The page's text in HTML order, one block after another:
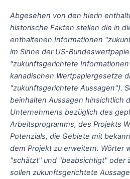
Abgesehen von den hierin
historische Fakten stellen die in
enthaltenen Informationen
im Sinne der US-
"zukunftsgerichtete
kanadischen Wertpapiergesetze
"zukunftsgerichtete Aussagen").
beinhalten Aussagen hinsichtlich
Unternehmens bezüglich des
Arbeitsprogramms, des Projekts
Potenzials, die Gebiete mit
dem Projekt zu erweitern. Wörter
"schätzt" und "beabsichtigt" oder
sollen zukunftsgerichtete